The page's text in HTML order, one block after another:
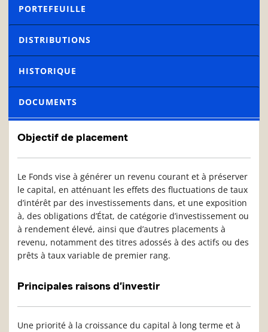
PORTEFEUILLE
DISTRIBUTIONS
HISTORIQUE
DOCUMENTS
Objectif de placement
Le Fonds vise à générer un revenu courant et à préserver
le capital, en atténuant les effets des fluctuations de taux
d’intérêt par des investissements dans, et une exposition
à, des obligations d’État, de catégorie d’investissement ou
à rendement élevé, ainsi que d’autres placements à
revenu, notamment des titres adossés à des actifs ou des
prêts à taux variable de premier rang.
Principales raisons d’investir
Une priorité à la croissance du capital à long terme et à